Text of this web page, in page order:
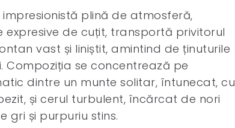
plină de atmosferă,
expresive de cuțit, transportă privitorul
vast și liniștit, amintind de ținuturile
Compoziția se concentrează pe
dintre un munte solitar, întunecat, cu
și cerul turbulent, încărcat de nori
gri și purpuriu stins.